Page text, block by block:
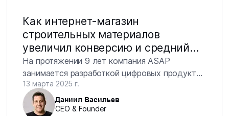
Как интернет-магазин
строительных материалов
увеличил конверсию и средний
чек
На протяжении 9 лет компания ASAP
занимается разработкой цифровых продуктов
— программного обеспечения, приложений и
сайтов. Мы разрабатываем проекты как с
нуля, так и развиваем то, что нуждается в
13 марта 2025 г.
Даниил Васильев
CEO & Founder